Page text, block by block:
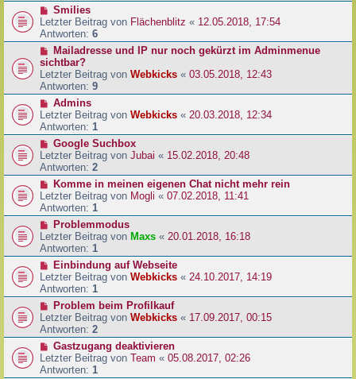
Smilies
Letzter Beitrag von Flächenblitz « 12.05.2018, 17:54
Antworten: 6
Mailadresse und IP nur noch gekürzt im Adminmenue
sichtbar?
Letzter Beitrag von Webkicks « 03.05.2018, 12:43
Antworten: 9
Admins
Letzter Beitrag von Webkicks « 20.03.2018, 12:34
Antworten: 1
Google Suchbox
Letzter Beitrag von Jubai « 15.02.2018, 20:48
Antworten: 2
Komme in meinen eigenen Chat nicht mehr rein
Letzter Beitrag von Mogli « 07.02.2018, 11:41
Antworten: 1
Problemmodus
Letzter Beitrag von Maxs « 20.01.2018, 16:18
Antworten: 1
Einbindung auf Webseite
Letzter Beitrag von Webkicks « 24.10.2017, 14:19
Antworten: 1
Problem beim Profilkauf
Letzter Beitrag von Webkicks « 17.09.2017, 00:15
Antworten: 2
Gastzugang deaktivieren
Letzter Beitrag von Team « 05.08.2017, 02:26
Antworten: 1